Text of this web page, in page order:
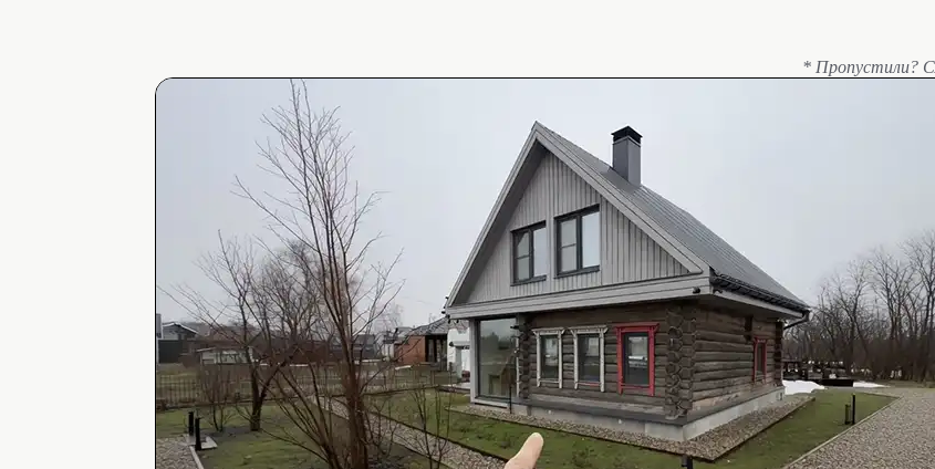
* Пропустили?